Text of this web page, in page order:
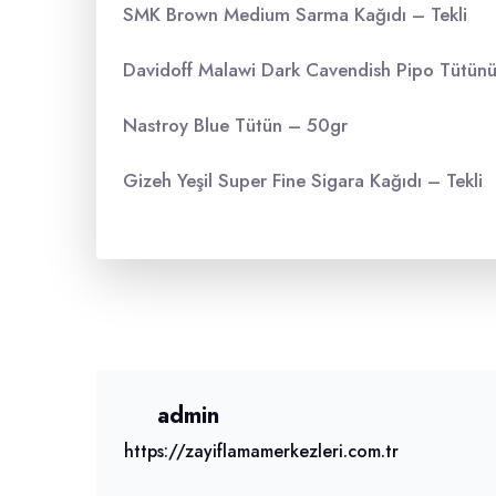
SMK Brown Medium Sarma Kağıdı – Tekli
Davidoff Malawi Dark Cavendish Pipo
Nastroy Blue Tütün – 50gr
Gizeh Yeşil Super Fine Sigara Kağıdı – Tekli
admin
https://zayiflamamerkezleri.com.tr